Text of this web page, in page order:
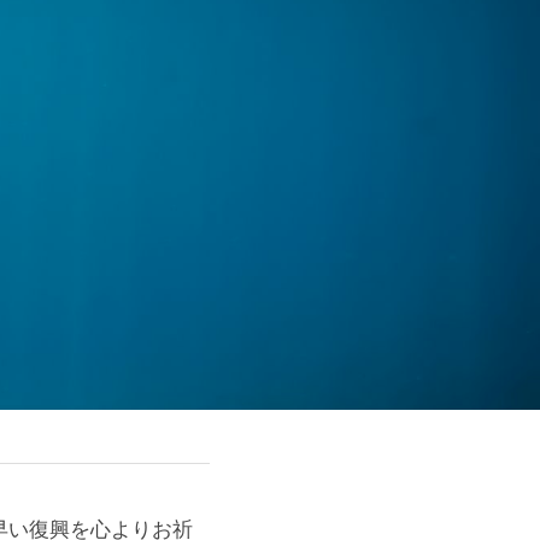
復興を心よりお祈